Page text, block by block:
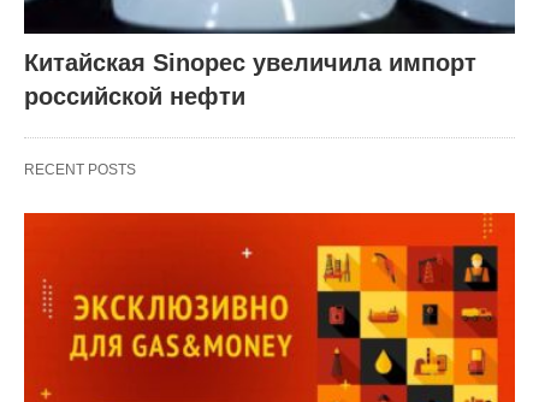
Китайская Sinopec увеличила импорт
российской нефти
RECENT POSTS